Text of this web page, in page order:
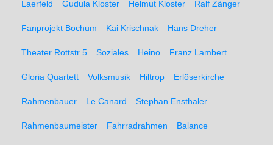
Laerfeld Gudula Kloster Helmut Kloster Ralf Zänger
Fanprojekt Bochum Kai Krischnak Hans Dreher
Theater Rottstr 5 Soziales Heino Franz Lambert
Gloria Quartett Volksmusik Hiltrop Erlöserkirche
Rahmenbauer Le Canard Stephan Ensthaler
Rahmenbaumeister Fahrradrahmen Balance